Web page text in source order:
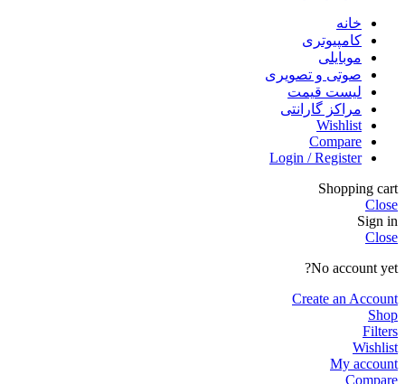
خانه
کامپیوتری
موبایلی
صوتی و تصویری
لیست قیمت
مراکز گارانتی
Wishlist
Compare
Login / Register
Shopping cart
Close
Sign in
Close
No account yet?
Create an Account
Shop
Filters
Wishlist
My account
Compare